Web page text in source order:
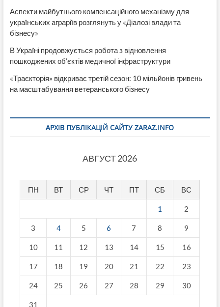
Аспекти майбутнього компенсаційного механізму для
українських аграріїв розглянуть у «Діалозі влади та
бізнесу»
В Україні продовжується робота з відновлення
пошкоджених об’єктів медичної інфраструктури
«Траєкторія» відкриває третій сезон: 10 мільйонів гривень
на масштабування ветеранського бізнесу
АРХІВ ПУБЛІКАЦІЙ САЙТУ ZARAZ.INFO
АВГУСТ 2026
ПН ВТ СР ЧТ ПТ СБ ВС
1 2
3 4 5 6 7 8 9
10 11 12 13 14 15 16
17 18 19 20 21 22 23
24 25 26 27 28 29 30
31